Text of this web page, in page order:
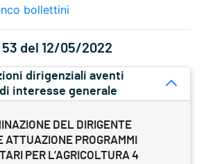
bollettini
53 del 12/05/2022
dirigenziali aventi
interesse generale
DEL DIRIGENTE
ATTUAZIONE PROGRAMMI
PER L’AGRICOLTURA 4